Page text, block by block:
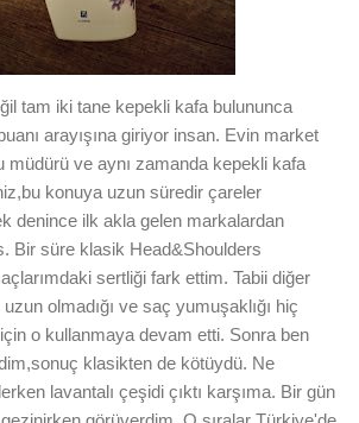
tam iki tane kepekli kafa bulununca
arayışına giriyor insan. Evin market
müdürü ve aynı zamanda kepekli kafa
konuya uzun süredir çareler
denince ilk akla gelen markalardan
Bir süre klasik Head&Shoulders
sertliği fark ettim. Tabii diğer
olmadığı ve saç yumuşaklığı hiç
için o kullanmaya devam etti. Sonra ben
klasikten de kötüydü. Ne
lavantalı çeşidi çıktı karşıma. Bir gün